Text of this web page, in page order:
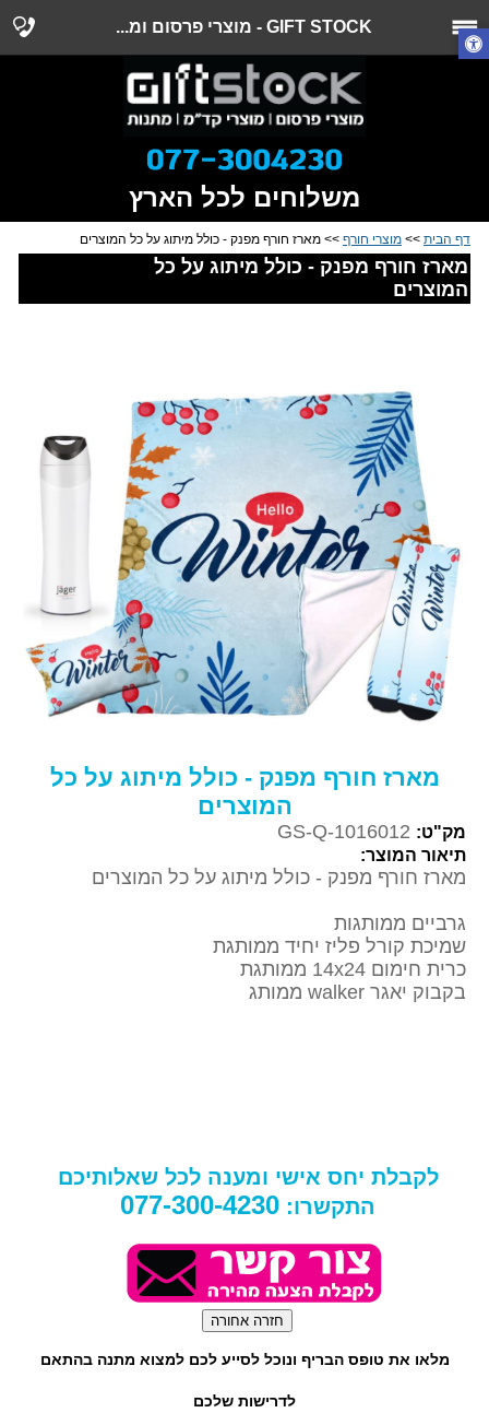
GIFT STOCK - מוצרי פרסום ומ...
משלוחים לכל הארץ
דף הבית >> מוצרי חורף >> מארז חורף מפנק - כולל מיתוג על כל המוצרים
מארז חורף מפנק - כולל מיתוג על כל
המוצרים
מארז חורף מפנק - כולל מיתוג על כל
המוצרים
מק"ט: GS-Q-1016012
תיאור המוצר:
מארז חורף מפנק - כולל מיתוג על כל המוצרים
גרביים ממותגות
שמיכת קורל פליז יחיד ממותגת
כרית חימום 14x24 ממותגת
בקבוק יאגר walker ממותג
לקבלת יחס אישי ומענה לכל שאלותיכם
התקשרו: 077-300-4230
מלאו את טופס הבריף ונוכל לסייע לכם למצוא מתנה בהתאם
לדרישות שלכם